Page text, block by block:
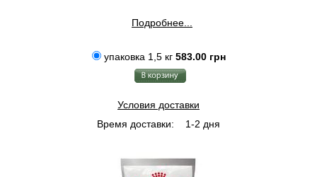
Подробнее...
упаковка 1,5 кг 583.00 грн
Условия доставки
Время доставки:
1-2 дня